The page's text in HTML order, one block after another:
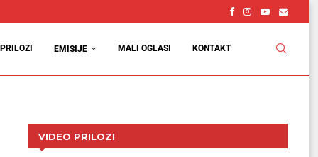
PRILOZI EMISIJE MALI OGLASI KONTAKT
VIDEO PRILOZI